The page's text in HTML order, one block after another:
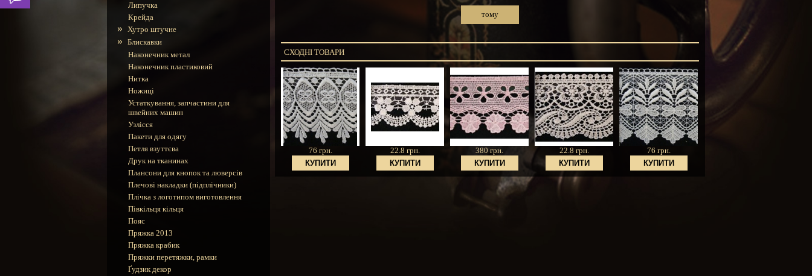
тому
СХОДНІ ТОВАРИ
76 грн. 22.8 грн. 380 грн. 22.8 грн. 76 грн.
Липучка
Крейда
» Хутро штучне
» Блискавки
Наконечник метал
Наконечник пластиковий
Нитка
Ножиці
Устаткування, запчастини для
швейних машин
Узлісся
Пакети для одягу
Петля взуттєва
Друк на тканинах
Плансони для кнопок та люверсів
Плечові накладки (підплічники)
Плічка з логотипом виготовлення
Півкільця кільця
Пояс
Пряжка 2013
Пряжка крабик
Пряжки перетяжки, рамки
Ґудзик декор